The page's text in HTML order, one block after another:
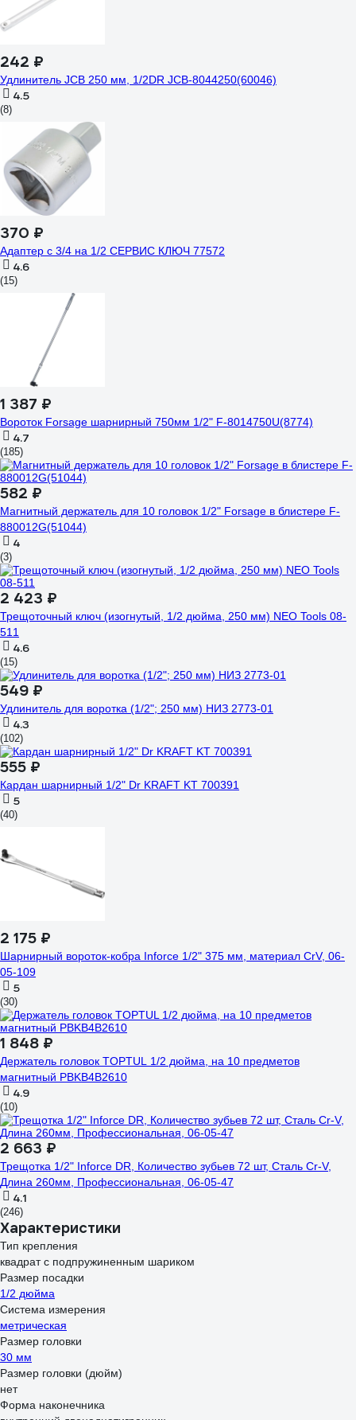
242 ₽
Удлинитель JCB 250 мм, 1/2DR JCB-8044250(60046)
4.5
(8)
370 ₽
Адаптер с 3/4 на 1/2 СЕРВИС КЛЮЧ 77572
4.6
(15)
1 387 ₽
Вороток Forsage шарнирный 750мм 1/2" F-8014750U(8774)
4.7
(185)
582 ₽
Магнитный держатель для 10 головок 1/2" Forsage в блистере F-
880012G(51044)
4
(3)
2 423 ₽
Трещоточный ключ (изогнутый, 1/2 дюйма, 250 мм) NEO Tools 08-
511
4.6
(15)
549 ₽
Удлинитель для воротка (1/2"; 250 мм) НИЗ 2773-01
4.3
(102)
555 ₽
Кардан шарнирный 1/2" Dr KRAFT KT 700391
5
(40)
2 175 ₽
Шарнирный вороток-кобра Inforce 1/2" 375 мм, материал CrV, 06-
05-109
5
(30)
1 848 ₽
Держатель головок TOPTUL 1/2 дюйма, на 10 предметов
магнитный PBKB4B2610
4.9
(10)
2 663 ₽
Трещотка 1/2" Inforce DR, Количество зубьев 72 шт, Сталь Cr-V,
Длина 260мм, Профессиональная, 06-05-47
4.1
(246)
Характеристики
Тип крепления
квадрат с подпружиненным шариком
Размер посадки
1/2 дюйма
Система измерения
метрическая
Размер головки
30 мм
Размер головки (дюйм)
нет
Форма наконечника